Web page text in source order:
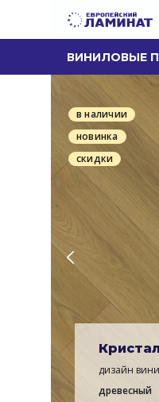
ВИНИЛОВЫЕ
в наличии
новинка
скидки
дизайн
древесный